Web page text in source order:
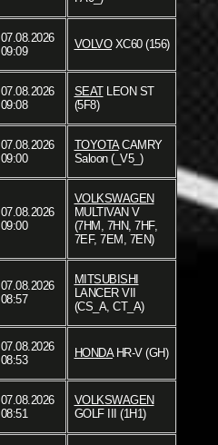
07.08.2026
09:09
VOLVOXC60 (156)
07.08.2026
09:08
SEATLEON ST
(5F8)
07.08.2026
09:00
TOYOTACAMRY
Saloon (_V5_)
07.08.2026
09:00
VOLKSWAGEN
MULTIVAN V
(7HM, 7HN, 7HF,
7EF, 7EM, 7EN)
07.08.2026
08:57
MITSUBISHI
LANCER VII
(CS_A, CT_A)
07.08.2026
08:53
HONDAHR-V (GH)
07.08.2026
08:51
VOLKSWAGEN
GOLF III (1H1)